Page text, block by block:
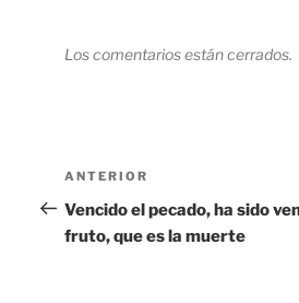
Los comentarios están cerrados.
Navegación
de
entradas
Entrada
anterior:
ANTERIOR
Vencido el pecado, ha sido
fruto, que es la muerte